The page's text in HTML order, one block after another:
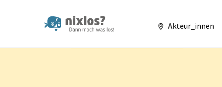
nixlos? Dann
Akteur_innen